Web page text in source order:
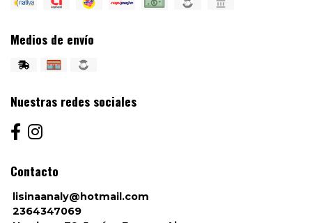
Medios de envío
Nuestras redes sociales
Contacto
lisinaanaly@hotmail.com
2364347069